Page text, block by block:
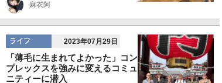
麻衣阿
ライフ 2023年07月29日
「薄毛に生まれてよかった」コン
プレックスを強みに変えるコミュ
ニティーに潜入